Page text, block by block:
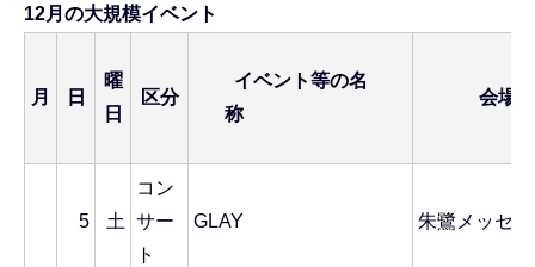
12月の大規模イベント
月 日
曜
日
区分
イベント等の名
称
会場
5 土
コン
サー
ト
GLAY 朱鷺メッセ